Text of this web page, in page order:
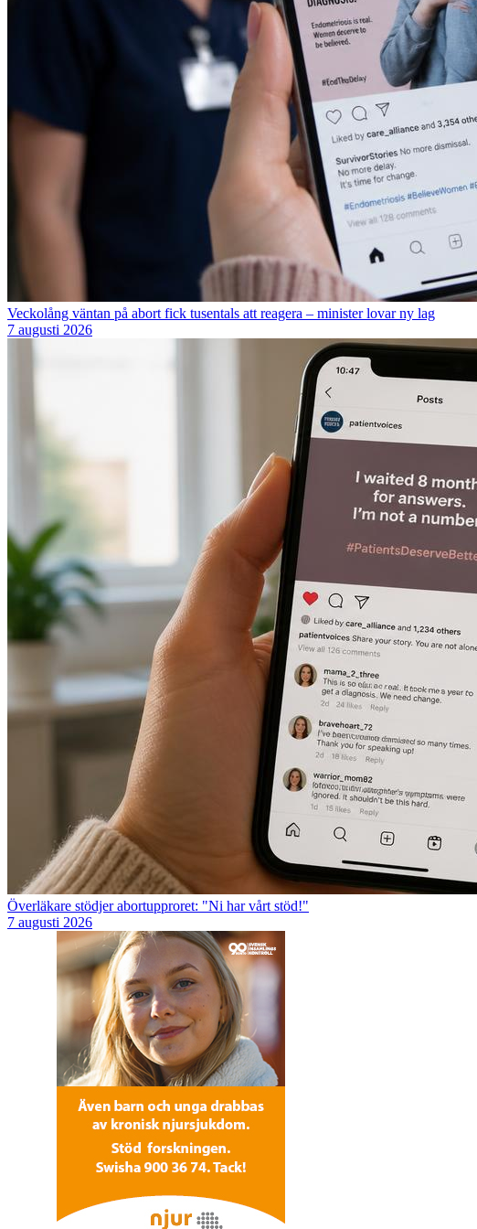
Veckolång väntan på abort fick tusentals att reagera – minister lovar ny lag
7 augusti 2026
Överläkare stödjer abortupproret: "Ni har vårt stöd!"
7 augusti 2026